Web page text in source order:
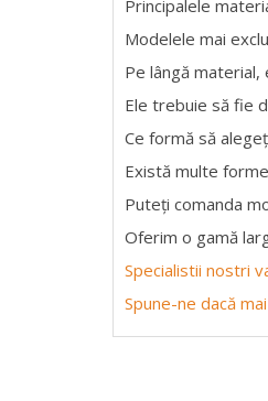
Principalele
Modelele mai
Pe lângă
Ele trebuie să fie
Ce formă să
Există multe
Puteți comanda
Oferim o gamă
Specialistii nostri
Spune-ne dacă